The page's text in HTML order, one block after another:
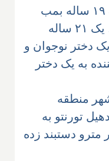
تورنتو: دستگیری یک ۱۹ ساله بمب
گذار یک مرکز خرید، یک ۲۱ ساله
دختر نوجوان و
کننده به یک دختر
منطقه
تورنتو به
مترو دستبند زده